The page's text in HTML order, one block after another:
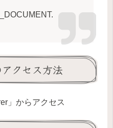
クセス方法
」からアクセス